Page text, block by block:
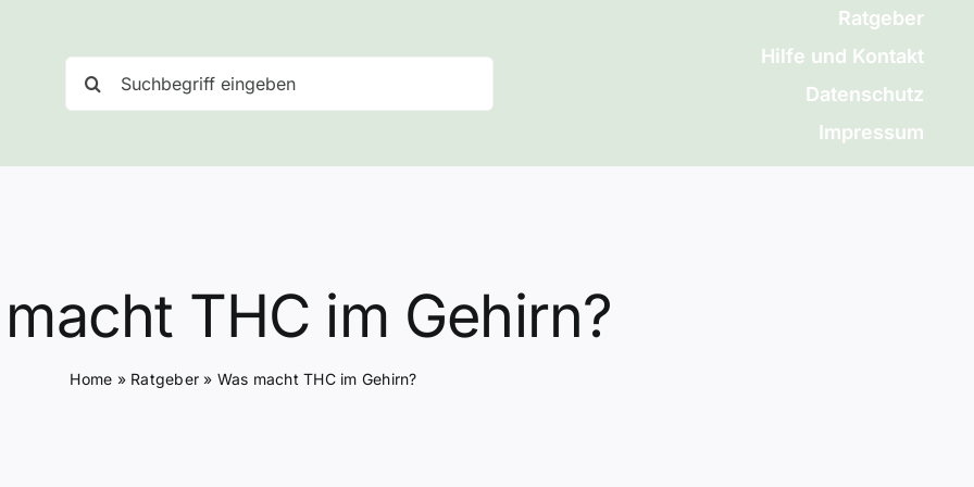
nach:
Ratgeber
Hilfe und Kontakt
Datenschutz
Impressum
THC im Gehirn?
Home » Ratgeber » Was macht THC im Gehirn?